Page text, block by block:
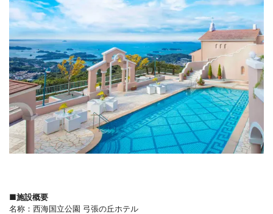
■施設概要
名称：西海国立公園 弓張の丘ホテル